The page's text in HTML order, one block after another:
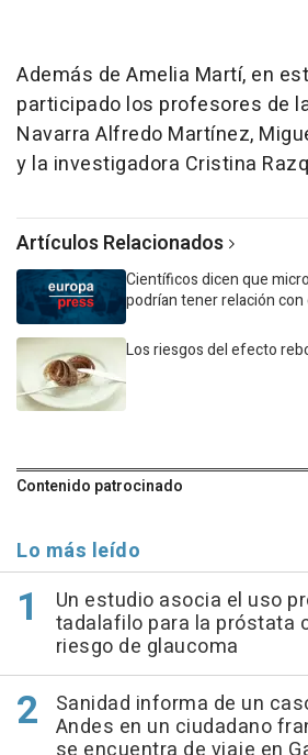
Además de Amelia Martí, en
participado los profesores de
Navarra Alfredo Martínez,
y la investigadora Cristina
Artículos Relacionados
Científicos dicen que
podrían tener relación
Los riesgos del efecto
Contenido patrocinado
Lo más leído
Un estudio asocia el uso
tadalafilo para la próstata
riesgo de glaucoma
Sanidad informa de un
Andes en un ciudadano